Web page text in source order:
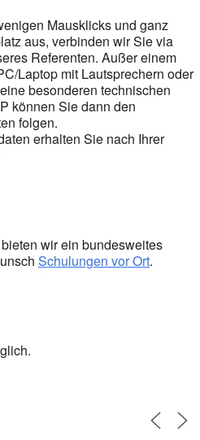
Mausklicks und ganz
aus, verbinden wir Sie via
Referenten. Außer einem
Laptop mit Lautsprechern oder
besonderen technischen
können Sie dann den
folgen.
erhalten Sie nach Ihrer
wir ein bundesweites
Schulungen vor Ort.